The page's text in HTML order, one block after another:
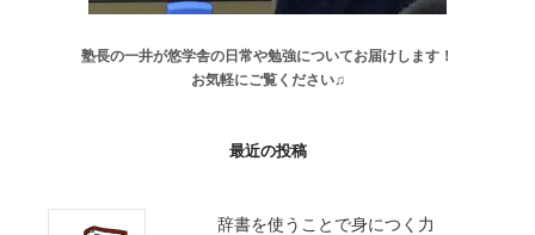
塾長の一井が悠学舎の日常や勉強についてお届けします！
お気軽にご覧ください♫
最近の投稿
辞書を使うことで身につく力